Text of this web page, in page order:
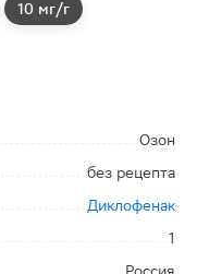
10 мг/г
Озон
без рецепта
Диклофенак
1